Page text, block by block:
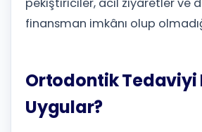
pekiştiriciler, acil ziyaretler ve
finansman imkânı olup
Ortodontik Tedaviyi
Uygular?